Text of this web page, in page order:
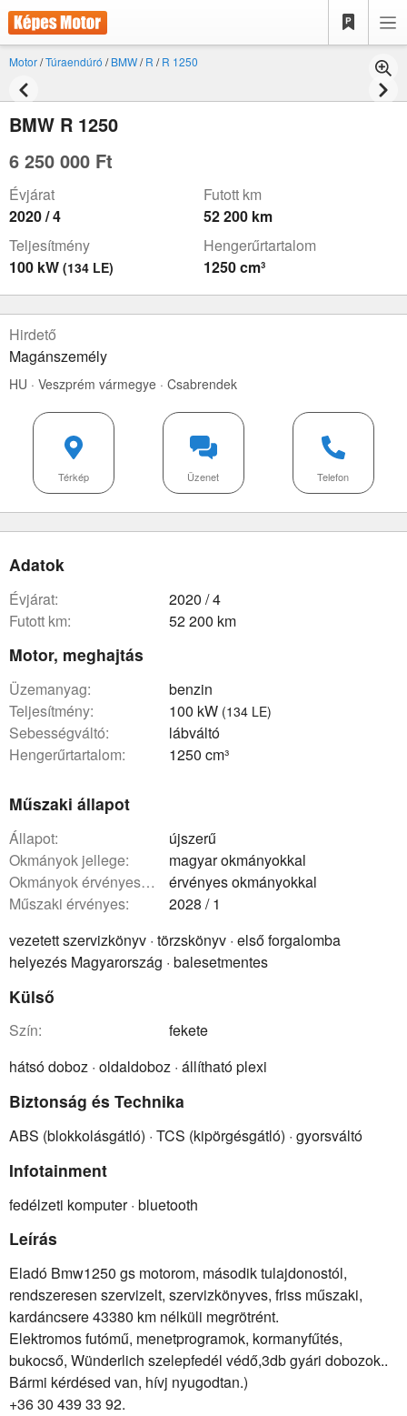
Motor/Túraendúró /BMW/R /R 1250
BMW R 1250
6 250 000 Ft
Évjárat
2020 / 4
Futott km
52 200 km
Teljesítmény
100 kW (134 LE)
Hengerűrtartalom
1250 cm³
Hirdető
Magánszemély
HU · Veszprém vármegye · Csabrendek
Telefon
Üzenet
Térkép
Adatok
évjárat:
2020 / 4
futott km:
52 200 km
Motor, meghajtás
üzemanyag:
benzin
teljesítmény:
100 kW (134 LE)
sebességváltó:
lábváltó
hengerűrtartalom:
1250 cm³
Műszaki állapot
állapot:
újszerű
okmányok jellege:
magyar okmányokkal
okmányok érvényessége:
érvényes okmányokkal
műszaki érvényes:
2028 / 1
vezetett szervizkönyv · törzskönyv · első forgalomba
helyezés Magyarország · balesetmentes
Külső
szín:
fekete
hátsó doboz · oldaldoboz · állítható plexi
Biztonság és Technika
ABS (blokkolásgátló) · TCS (kipörgésgátló) · gyorsváltó
Infotainment
fedélzeti komputer · bluetooth
Leírás
Eladó Bmw1250 gs motorom, második tulajdonostól,
rendszeresen szervizelt, szervizkönyves, friss műszaki,
kardáncsere 43380 km nélküli megrötrént.
Elektromos futómű, menetprogramok, kormanyfűtés,
bukocső, Wünderlich szelepfedél védő,3db gyári dobozok..
Bármi kérdésed van, hívj nyugodtan.)
+36 30 439 33 92.